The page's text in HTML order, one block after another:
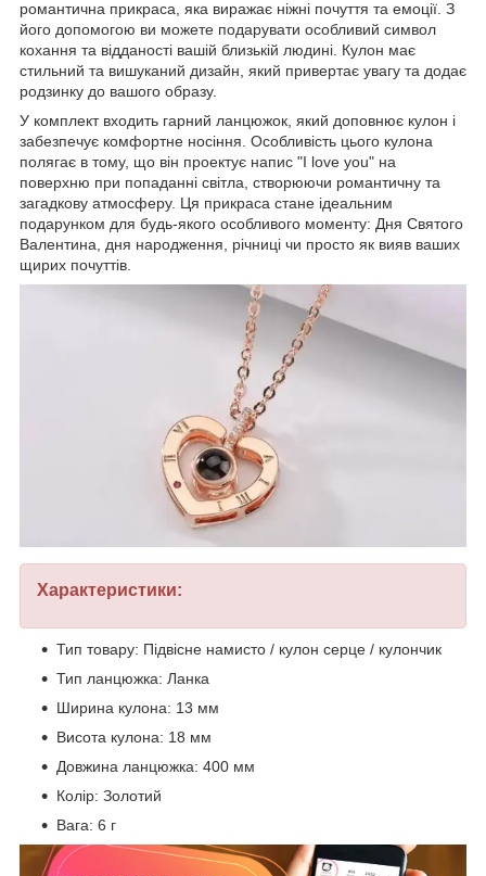
романтична прикраса, яка виражає ніжні почуття та емоції. З
його допомогою ви можете подарувати особливий символ
кохання та відданості вашій близькій людині. Кулон має
стильний та вишуканий дизайн, який привертає увагу та додає
родзинку до вашого образу.
У комплект входить гарний ланцюжок, який доповнює кулон і
забезпечує комфортне носіння. Особливість цього кулона
полягає в тому, що він проектує напис "I love you" на
поверхню при попаданні світла, створюючи романтичну та
загадкову атмосферу. Ця прикраса стане ідеальним
подарунком для будь-якого особливого моменту: Дня Святого
Валентина, дня народження, річниці чи просто як вияв ваших
щирих почуттів.
Характеристики:
Тип товару: Підвісне намисто / кулон серце / кулончик
Тип ланцюжка: Ланка
Ширина кулона: 13 мм
Висота кулона: 18 мм
Довжина ланцюжка: 400 мм
Колір: Золотий
Вага: 6 г